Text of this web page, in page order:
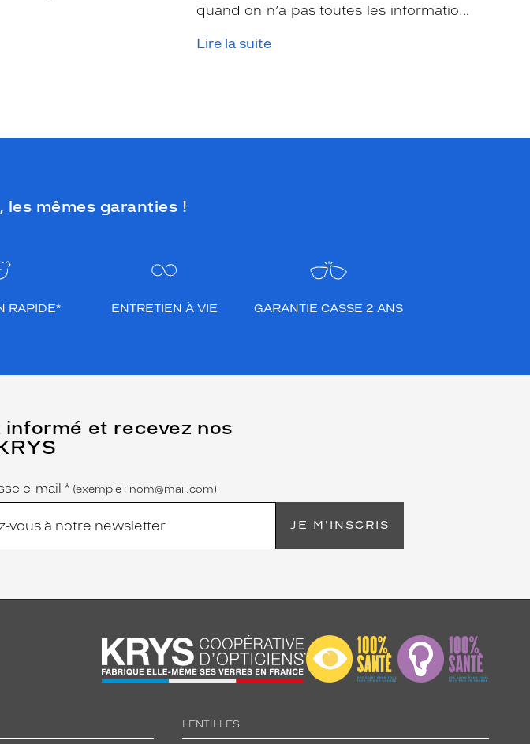
il est donc
quand on n’a pas toutes les informations
pour vous conseiller et apporter leur
Lire la suite
les mêmes garanties !
RAPIDE* ENTRETIEN À VIE GARANTIE CASSE 2 ANS
informé et recevez nos
e-mail * (exemple : nom@mail.com)
JE M'INSCRIS
LENTILLES